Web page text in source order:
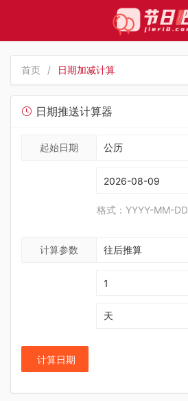
首页 / 日期加减计算
日期推送计算器
起始日期
格式：YYYY-MM-DD
计算参数
计算日期